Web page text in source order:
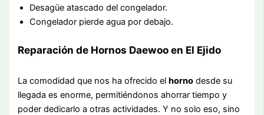
Desagüe atascado del congelador.
Congelador pierde agua por debajo.
Reparación de Hornos Daewoo en El Ejido
La comodidad que nos ha ofrecido elhorno desde su
llegada es enorme, permitiéndonos ahorrar tiempo y
poder dedicarlo a otras actividades. Y no solo eso, sino